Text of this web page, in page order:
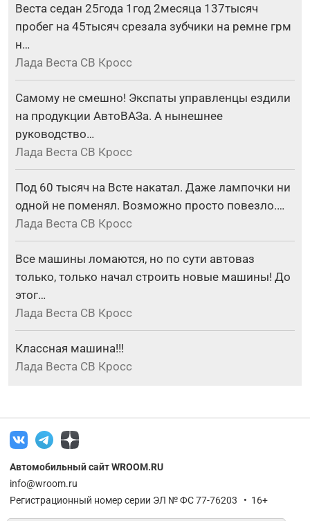
Веста седан 25года 1год 2месяца 137тысяч
пробег на 45тысяч срезала зубчики на ремне грм
н…
Лада Веста СВ Кросс
Самому не смешно! Экспаты управленцы ездили
на продукции АвтоВАЗа. А нынешнее
руководство…
Лада Веста СВ Кросс
Под 60 тысяч на Всте накатал. Даже лампочки ни
одной не поменял. Возможно просто повезло.…
Лада Веста СВ Кросс
Все машины ломаются, но по сути автоваз
только, только начал строить новые машины! До
этог…
Лада Веста СВ Кросс
Классная машина!!!
Лада Веста СВ Кросс
Автомобильный сайт WROOM.RU
info@wroom.ru
Регистрационный номер серии ЭЛ № ФС 77-76203 • 16+